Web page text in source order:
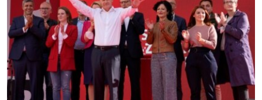
DEMOKRÁCIA
A PÉNZ NYOMÁBAN
EURÓPAI UNIÓ
VILÁG
KLÍMAVÁLTOZÁS